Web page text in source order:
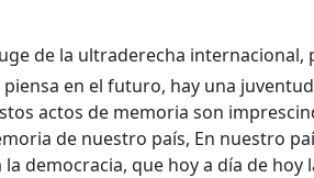
de la ultraderecha internacional,
en el futuro, hay una
actos de memoria son
de nuestro país, En nuestro
democracia, que hoy a día de hoy